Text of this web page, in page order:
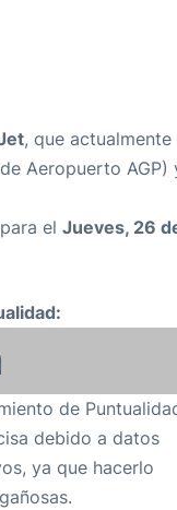
, que actualmente
Aeropuerto AGP)
el Jueves, 26
de
debido a datos
ya que hacerlo